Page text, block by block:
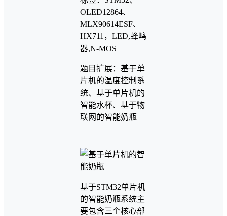
OLED12864、
MLX90614ESF、
HX711，LED,蜂鸣
器,N-MOS
题目扩展：基于单
片机的温度控制系
统、基于单片机的
智能水杯、基于物
联网的智能奶瓶
基于STM32单片机
的智能奶瓶系统主
要包含三个核心部